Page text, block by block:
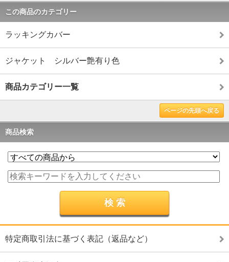
この商品のカテゴリー
ラッキングカバー
ジャケット シルバー艶有り色
商品カテゴリー一覧
ページの先頭へ戻る
商品検索
特定商取引法に基づく表記（返品など）